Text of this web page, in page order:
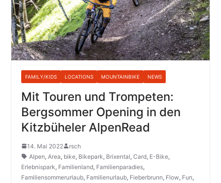
FAMILY/KIDS LOCATIONS MOUNTAINBIKE NEWS
Mit Touren und Trompeten:
Bergsommer Opening in den
Kitzbüheler AlpenRead
14. Mai 2022
rsch
Alpen, Area, bike, Bikepark, Brixental, Card, E-Bike,
Erlebnispark, Familienland, Familienparadies,
Familiensommerurlaub, Familienurlaub, Fieberbrunn, Flow, Fun,